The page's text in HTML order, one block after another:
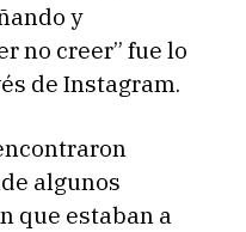
y
no creer” fue lo
de Instagram.
algunos
que estaban a